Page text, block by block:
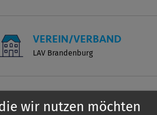
VEREIN/VERBAND
LAV Brandenburg
wir nutzen möchten